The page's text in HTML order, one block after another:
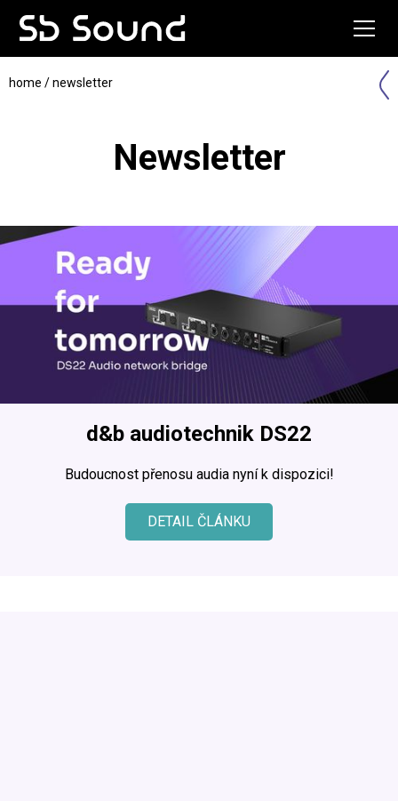
home / newsletter
Newsletter
d&b audiotechnik DS22
Budoucnost přenosu audia nyní k dispozici!
DETAIL ČLÁNKU